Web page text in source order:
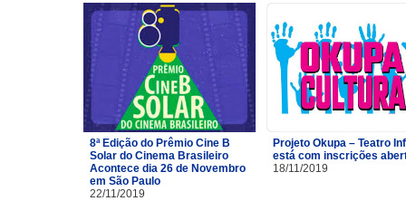
8ª Edição do Prêmio Cine B
Solar do Cinema Brasileiro
Acontece dia 26 de Novembro
em São Paulo
22/11/2019
Projeto Okupa – Teatro
está com inscrições
18/11/2019